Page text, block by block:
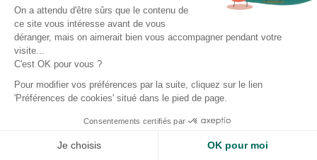
A propos de Phox
Services et garanties
On a attendu d'être sûrs que le contenu de
ce site vous intéresse avant de vous
déranger, mais on aimerait bien vous accompagner pendant votre
visite...
C'est OK pour vous ?
Pour modifier vos préférences par la suite, cliquez sur le lien
'Préférences de cookies' situé dans le pied de page.
Consentements certifiés par
Je choisis OK pour moi